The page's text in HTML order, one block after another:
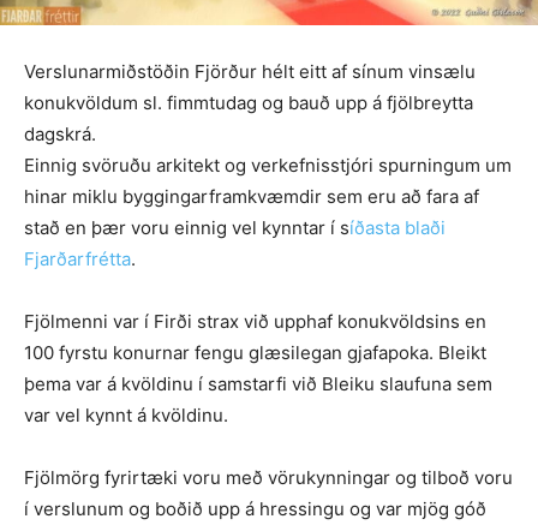
Verslunarmiðstöðin Fjörður hélt eitt af sínum vinsælu
konukvöldum sl. fimmtudag og bauð upp á fjölbreytta
dagskrá.
Einnig svöruðu arkitekt og verkefnisstjóri spurningum um
hinar miklu byggingarframkvæmdir sem eru að fara af
stað en þær voru einnig vel kynntar í síðasta blaði
Fjarðarfrétta.
Fjölmenni var í Firði strax við upphaf konukvöldsins en
100 fyrstu konurnar fengu glæsilegan gjafapoka. Bleikt
þema var á kvöldinu í samstarfi við Bleiku slaufuna sem
var vel kynnt á kvöldinu.
Fjölmörg fyrirtæki voru með vörukynningar og tilboð voru
í verslunum og boðið upp á hressingu og var mjög góð